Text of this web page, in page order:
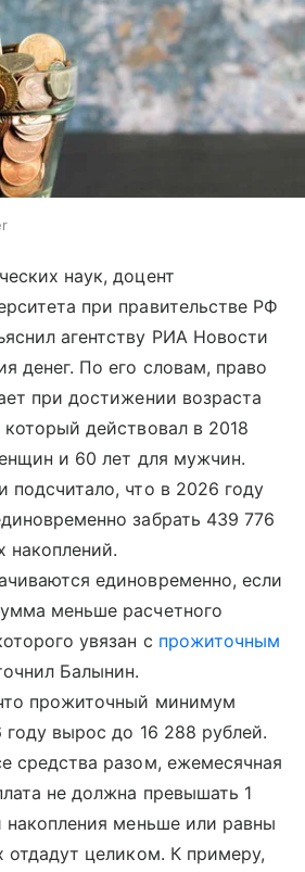
наук, доцент
при правительстве РФ
агентству РИА Новости
денег. По его словам, право
при достижении возраста
действовал в 2018
и 60 лет для мужчин.
подсчитало, что в 2026 году
забрать 439 776
накоплений.
единовременно, если
меньше расчетного
увязан с прожиточным
Балынин.
прожиточный минимум
году вырос до 16 288 рублей.
средства разом, ежемесячная
не должна превышать 1
накопления меньше или равны
отдадут целиком. К примеру,